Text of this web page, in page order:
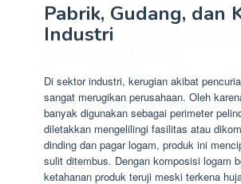
Pabrik, Gudang, dan
Industri
Di sektor industri, kerugian akibat
sangat merugikan perusahaan. Oleh
banyak digunakan sebagai perimeter
diletakkan mengelilingi fasilitas atau
dinding dan pagar logam, produk ini
sulit ditembus. Dengan komposisi logam
ketahanan produk teruji meski terkena